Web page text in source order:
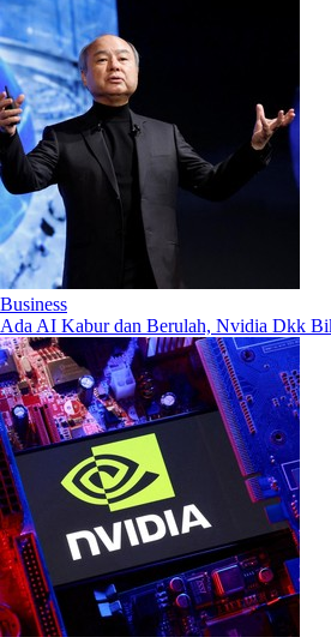
Business
Ada AI Kabur dan Berulah, Nvidia Dkk